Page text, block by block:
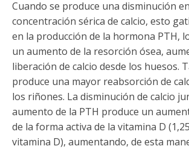
Cuando se produce una disminución
concentración sérica de calcio, esto
en la producción de la hormona PTH,
un aumento de la resorción ósea,
liberación de calcio desde los huesos.
produce una mayor reabsorción de
los riñones. La disminución de calcio
aumento de la PTH produce un
de la forma activa de la vitamina D
vitamina D), aumentando, de esta